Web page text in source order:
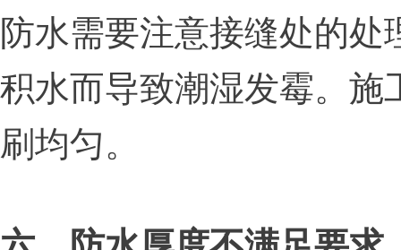
防水需要注意接缝处的
积水而导致潮湿发霉。
刷均匀。